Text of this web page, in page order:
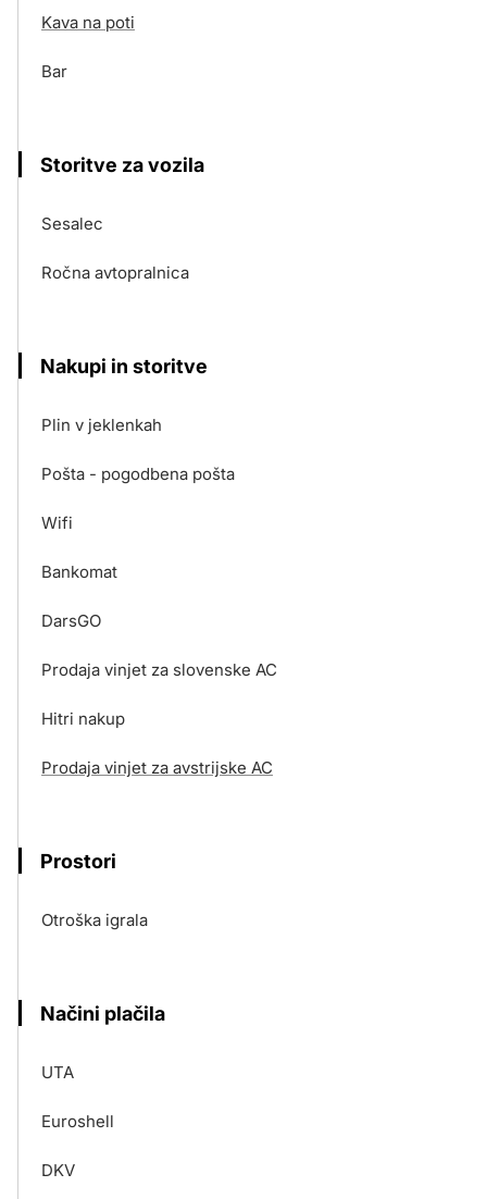
Kava na poti
Bar
Storitve za vozila
Sesalec
Ročna avtopralnica
Nakupi in storitve
Plin v jeklenkah
Pošta - pogodbena pošta
Wifi
Bankomat
DarsGO
Prodaja vinjet za slovenske AC
Hitri nakup
Prodaja vinjet za avstrijske AC
Prostori
Otroška igrala
Načini plačila
UTA
Euroshell
DKV